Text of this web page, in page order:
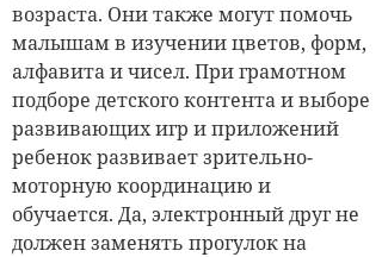
возраста. Они также могут помочь
малышам в изучении цветов, форм,
алфавита и чисел. При грамотном
подборе детского контента и выборе
развивающих игр и приложений
ребенок развивает зрительно-
моторную координацию и
обучается. Да, электронный друг не
должен заменять прогулок на